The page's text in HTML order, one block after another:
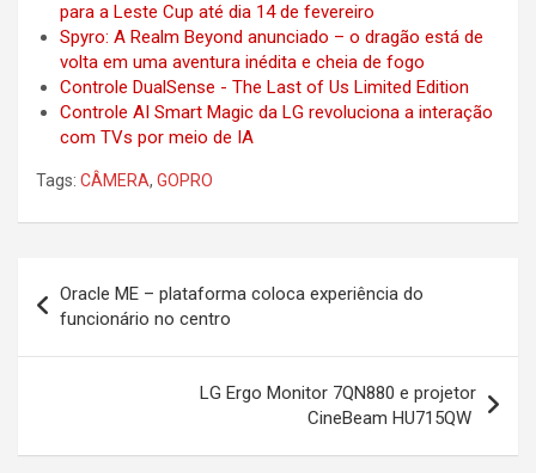
para a Leste Cup até dia 14 de fevereiro
Spyro: A Realm Beyond anunciado – o dragão está de
volta em uma aventura inédita e cheia de fogo
Controle DualSense - The Last of Us Limited Edition
Controle AI Smart Magic da LG revoluciona a interação
com TVs por meio de IA
Tags: CÂMERA, GOPRO
navigation
Oracle ME – plataforma coloca experiência do
funcionário no centro
LG Ergo Monitor 7QN880 e projetor
CineBeam HU715QW